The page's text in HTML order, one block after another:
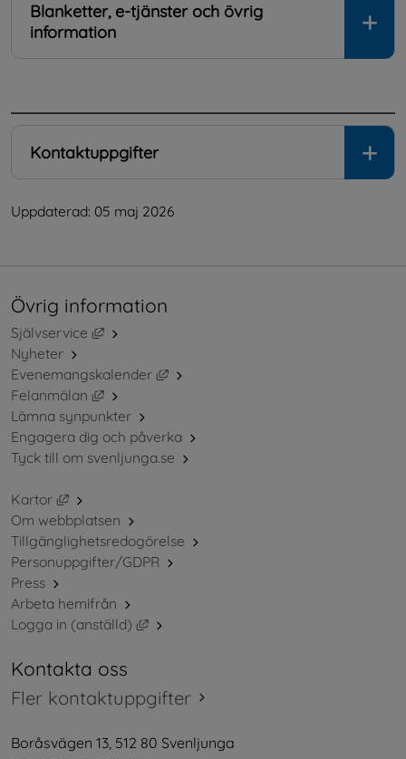
Blanketter, e-tjänster och övrig
information
Kontaktuppgifter
Uppdaterad: 05 maj 2026
Övrig information
Självservice
Länk till annan webbplats, öppnas i nytt fönster.
Nyheter
Evenemangskalender
Länk till annan webbplats, öppnas i
Felanmälan
Länk till annan webbplats, öppnas i nytt fönster.
Lämna synpunkter
Engagera dig och påverka
Tyck till om svenljunga.se
Kartor
Länk till annan webbplats, öppnas i nytt fönster.
Om webbplatsen
Tillgänglighetsredogörelse
Personuppgifter/GDPR
Press
Arbeta hemifrån
Logga in (anställd)
Länk till annan webbplats, öppnas i nytt
Kontakta oss
Fler kontaktuppgifter
Boråsvägen 13, 512 80 Svenljunga